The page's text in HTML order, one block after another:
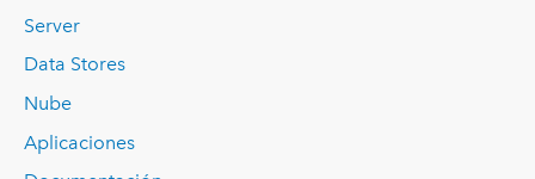
Server
Data Stores
Nube
Aplicaciones